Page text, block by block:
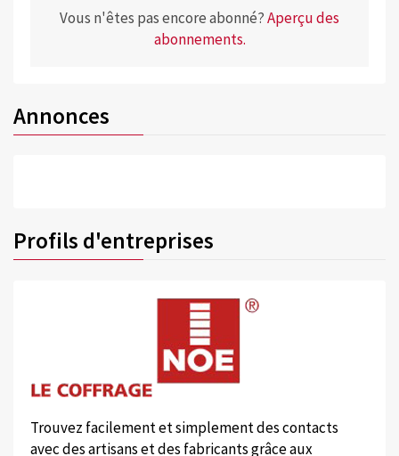
Vous n'êtes pas encore abonné?Aperçu des
abonnements.
Annonces
Profils d'entreprises
Trouvez facilement et simplement des contacts
avec des artisans et des fabricants grâce aux